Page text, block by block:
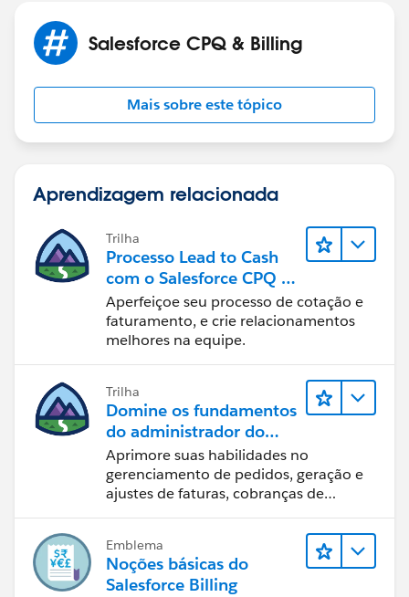
Salesforce CPQ & Billing
Mais sobre este tópico
Aprendizagem relacionada
Trilha
Processo Lead to Cash
com o Salesforce CPQ e
Billing
Aperfeiçoe seu processo de cotação e
faturamento, e crie relacionamentos
melhores na equipe.
Trilha
Domine os fundamentos
do administrador do
Salesforce Billing
Aprimore suas habilidades no
gerenciamento de pedidos, geração e
ajustes de faturas, cobranças de
Emblema
Noções básicas do
Salesforce Billing